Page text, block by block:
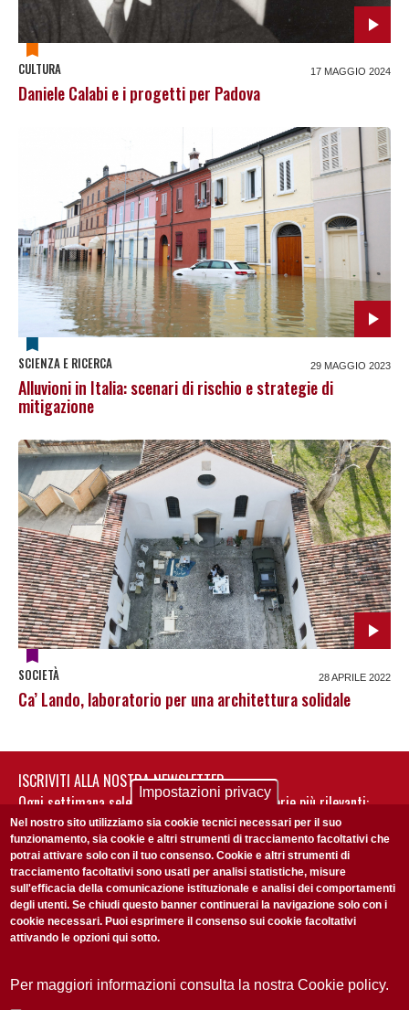
CULTURA 17 MAGGIO 2024
Daniele Calabi e i progetti per Padova
SCIENZA E RICERCA 29 MAGGIO 2023
Alluvioni in Italia: scenari di rischio e strategie di
mitigazione
SOCIETÀ 28 APRILE 2022
Ca’ Lando, laboratorio per una architettura solidale
ISCRIVITI ALLA NOSTRA NEWSLETTER
Ogni settimana selezioniamo per te nostre storie più rilevanti:
non perderti gli aggiornamenti della nostra newsletter
Accetto laPrivacy Policy
Impostazioni privacy
Nel nostro sito utilizziamo sia cookie tecnici necessari per il suo
funzionamento, sia cookie e altri strumenti di tracciamento facoltativi che
potrai attivare solo con il tuo consenso. Cookie e altri strumenti di
tracciamento facoltativi sono usati per analisi statistiche, misure
sull'efficacia della comunicazione istituzionale e analisi dei comportamenti
degli utenti. Se chiudi questo banner continuerai la navigazione solo con i
cookie necessari. Puoi esprimere il consenso sui cookie facoltativi
attivando le opzioni qui sotto.
Per maggiori informazioni consulta la nostra Cookie policy.